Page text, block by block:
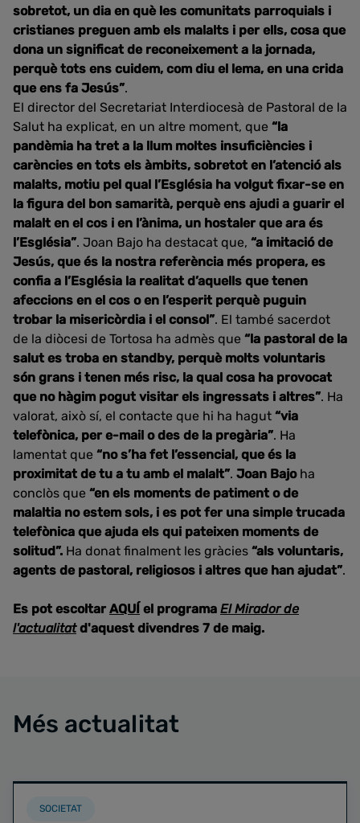
sobretot, un dia en què les comunitats parroquials i
cristianes preguen amb els malalts i per ells, cosa que
dona un significat de reconeixement a la jornada,
perquè tots ens cuidem, com diu el lema, en una crida
que ens fa Jesús”.
El director del Secretariat Interdiocesà de Pastoral de la
Salut ha explicat, en un altre moment, que “la
pandèmia ha tret a la llum moltes insuficiències i
carències en tots els àmbits, sobretot en l’atenció als
malalts, motiu pel qual l’Església ha volgut fixar-se en
la figura del bon samarità, perquè ens ajudi a guarir el
malalt en el cos i en l’ànima, un hostaler que ara és
l’Església”. Joan Bajo ha destacat que, “a imitació de
Jesús, que és la nostra referència més propera, es
confia a l’Església la realitat d’aquells que tenen
afeccions en el cos o en l’esperit perquè puguin
trobar la misericòrdia i el consol”. El també sacerdot
de la diòcesi de Tortosa ha admès que “la pastoral de la
salut es troba en standby, perquè molts voluntaris
són grans i tenen més risc, la qual cosa ha provocat
que no hàgim pogut visitar els ingressats i altres”. Ha
valorat, això sí, el contacte que hi ha hagut “via
telefònica, per e-mail o des de la pregària”. Ha
lamentat que “no s’ha fet l’essencial, que és la
proximitat de tu a tu amb el malalt”. Joan Bajo ha
conclòs que “en els moments de patiment o de
malaltia no estem sols, i es pot fer una simple trucada
telefònica que ajuda els qui pateixen moments de
solitud”. Ha donat finalment les gràcies “als voluntaris,
agents de pastoral, religiosos i altres que han ajudat”.
Es pot escoltar AQUÍ el programa El Mirador de
l'actualitatd'aquest divendres 7 de maig.
Més actualitat
SOCIETAT